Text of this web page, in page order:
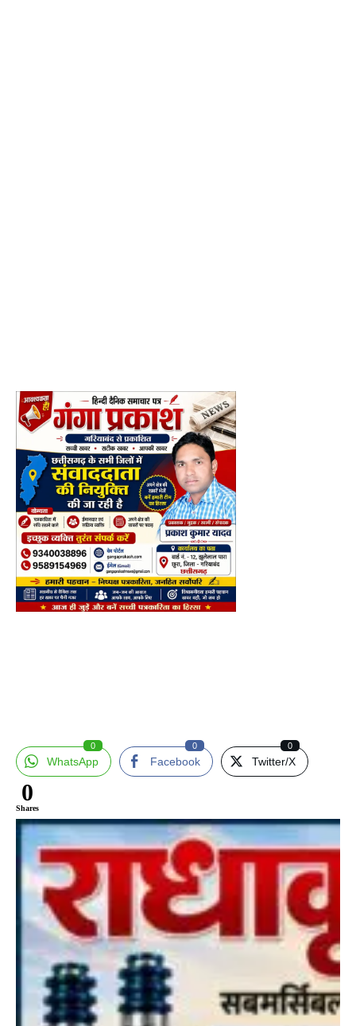
WhatsApp
0
Facebook
0
Twitter/X
0
0
Shares